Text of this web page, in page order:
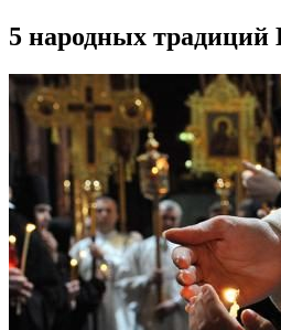
5 народных традиций